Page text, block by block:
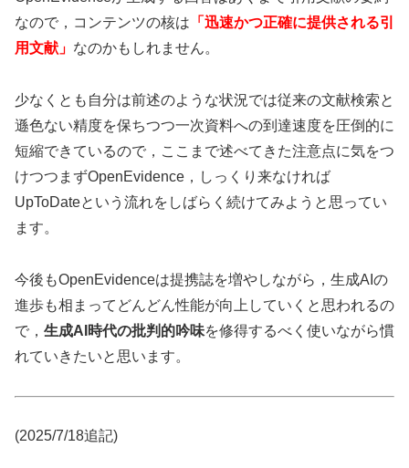
なので，コンテンツの核は 「迅速かつ正確に提供される引
用文献」 なのかもしれません。
少なくとも自分は前述のような状況では従来の文献検索と
遜色ない精度を保ちつつ一次資料への到達速度を圧倒的に
短縮できているので，ここまで述べてきた注意点に気をつ
けつつまずOpenEvidence，しっくり来なければ
UpToDateという流れをしばらく続けてみようと思ってい
ます。
今後もOpenEvidenceは提携誌を増やしながら，生成AIの
進歩も相まってどんどん性能が向上していくと思われるの
で， 生成AI時代の批判的吟味を修得するべく使いながら慣
れていきたいと思います。
(2025/7/18追記)